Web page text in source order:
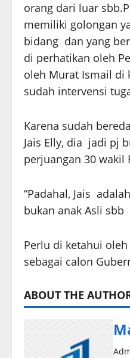
orang dari luar
memiliki golongan
bidang dan yang
di perhatikan oleh
oleh Murat Ismail di
sudah intervensi
Karena sudah
Jais Elly, dia jadi pj
perjuangan 30 wakil
“Padahal, Jais
bukan anak Asli sbb
Perlu di ketahui
sebagai calon
ABOUT THE